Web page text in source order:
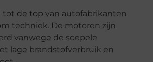
tot de top van autofabrikanten
techniek. De motoren zijn
vanwege de soepele
lage brandstofverbruik en